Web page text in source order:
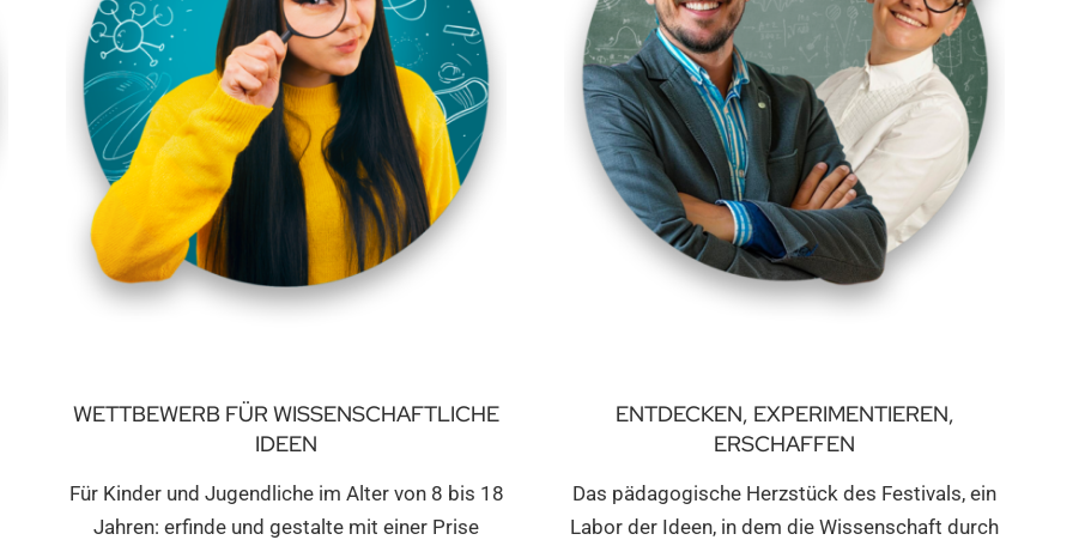
WETTBEWERB FÜR WISSENSCHAFTLICHE
IDEEN
Für Kinder und Jugendliche im Alter von 8 bis 18
Jahren: erfinde und gestalte mit einer Prise
ENTDECKEN, EXPERIMENTIEREN,
ERSCHAFFEN
Das pädagogische Herzstück des Festivals, ein
Labor der Ideen, in dem die Wissenschaft durch